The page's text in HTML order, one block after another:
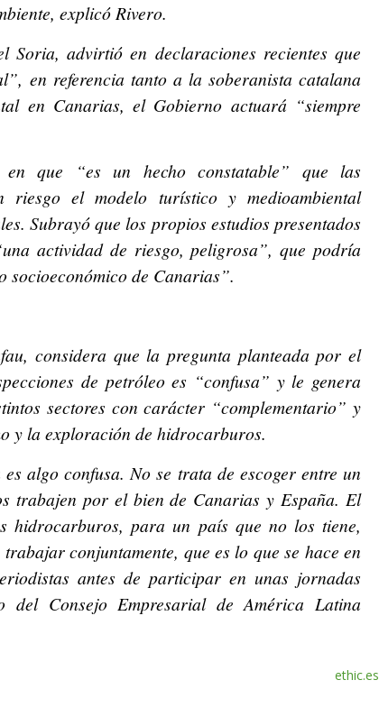
explicó Rivero.
Soria, advirtió en declaraciones recientes que
en referencia tanto a la soberanista catalana
en Canarias, el Gobierno actuará “siempre
que “es un hecho constatable” que las
riesgo el modelo turístico y medioambiental
Subrayó que los propios estudios presentados
actividad de riesgo, peligrosa”, que podría
socioeconómico de Canarias”.
considera que la pregunta planteada por el
de petróleo es “confusa” y le genera
sectores con carácter “complementario” y
y la exploración de hidrocarburos.
algo confusa. No se trata de escoger entre un
trabajen por el bien de Canarias y España. El
hidrocarburos, para un país que no los tiene,
conjuntamente, que es lo que se hace en
antes de participar en unas jornadas
Consejo Empresarial de América Latina
ethic.es